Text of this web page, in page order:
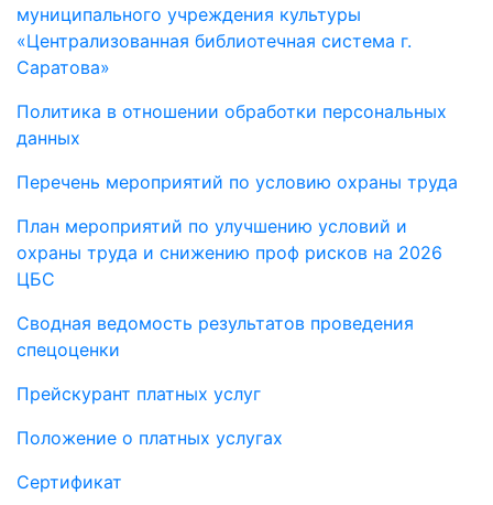
муниципального учреждения культуры
«Централизованная библиотечная система г.
Саратова»
Политика в отношении обработки персональных
данных
Перечень мероприятий по условию охраны труда
План мероприятий по улучшению условий и
охраны труда и снижению проф рисков на 2026
ЦБС
Сводная ведомость результатов проведения
спецоценки
Прейскурант платных услуг
Положение о платных услугах
Сертификат